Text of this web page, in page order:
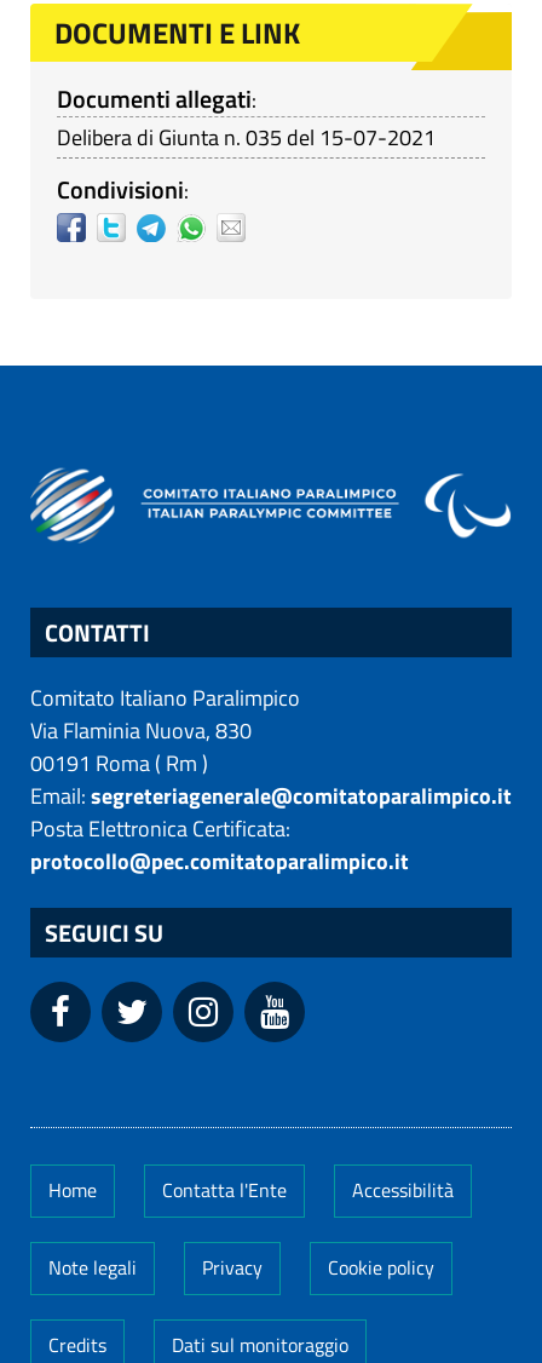
DOCUMENTI E LINK
Documenti allegati:
Delibera di Giunta n. 035 del 15-07-2021
Condivisioni:
CONTATTI
Comitato Italiano Paralimpico
Via Flaminia Nuova, 830
00191 Roma( Rm)
Email:segreteriagenerale@comitatoparalimpico.it
Posta Elettronica Certificata:
protocollo@pec.comitatoparalimpico.it
SEGUICI SU
Home Contatta l'Ente Accessibilità
Note legali Privacy Cookie policy
Credits Dati sul monitoraggio